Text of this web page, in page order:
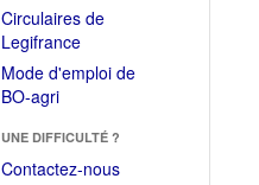
Circulaires de
Legifrance(Ouvrir
dans
une
fenêtre)
Mode d'emploi de
BO-agri(Ouvrir
une
nouvelle
UNE DIFFICULTÉ ?
Contactez-nous